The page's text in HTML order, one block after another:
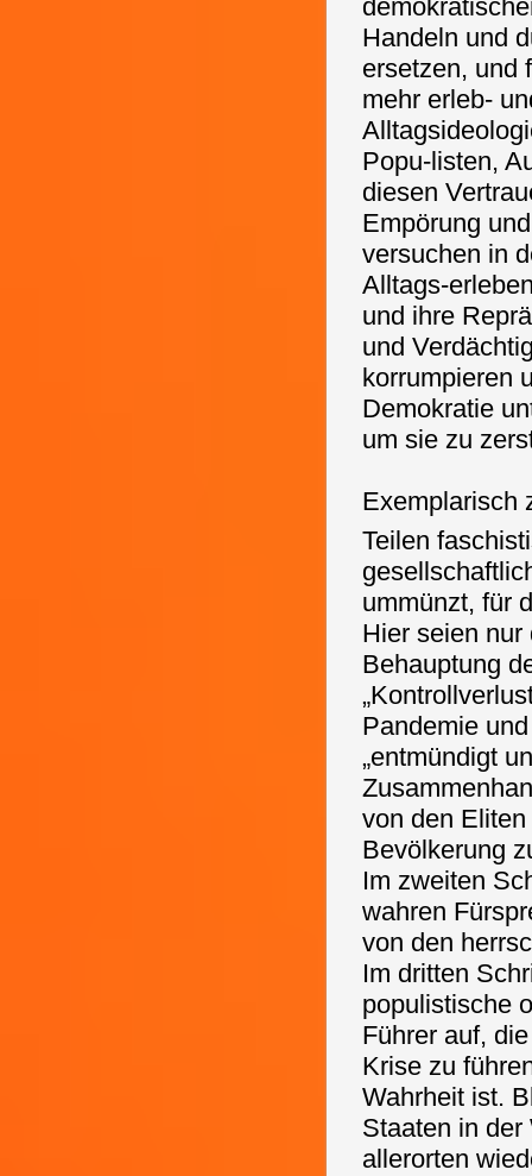
Handeln und
ersetzen, und
mehr erleb-
Popu-listen,
diesen
Empörung
versuchen in
Alltags-
und ihre
und
korrumpieren
Demokratie
um sie zu
Exemplarisch
Teilen
ummünzt, für
Hier seien
Behauptung
Pandemie
„entmündigt
von den
Bevölkerung
Im zweiten
wahren
von den
Im dritten
populistische
Führer auf,
Krise zu
Wahrheit ist.
Staaten in
allerorten